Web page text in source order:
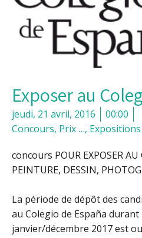
Exposer au
jeudi, 21 avril, 2016
00:00
Concours, Prix …, Expositions
concours POUR EXPOSER AU
PEINTURE, DESSIN,
La période de dépôt des
au Colegio de España
janvier/décembre 2017 est